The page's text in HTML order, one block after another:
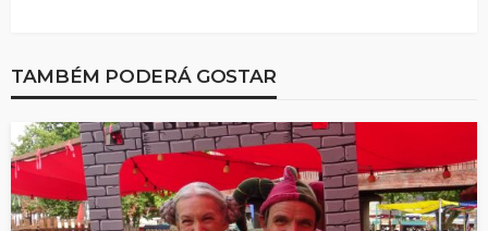
TAMBÉM PODERÁ GOSTAR